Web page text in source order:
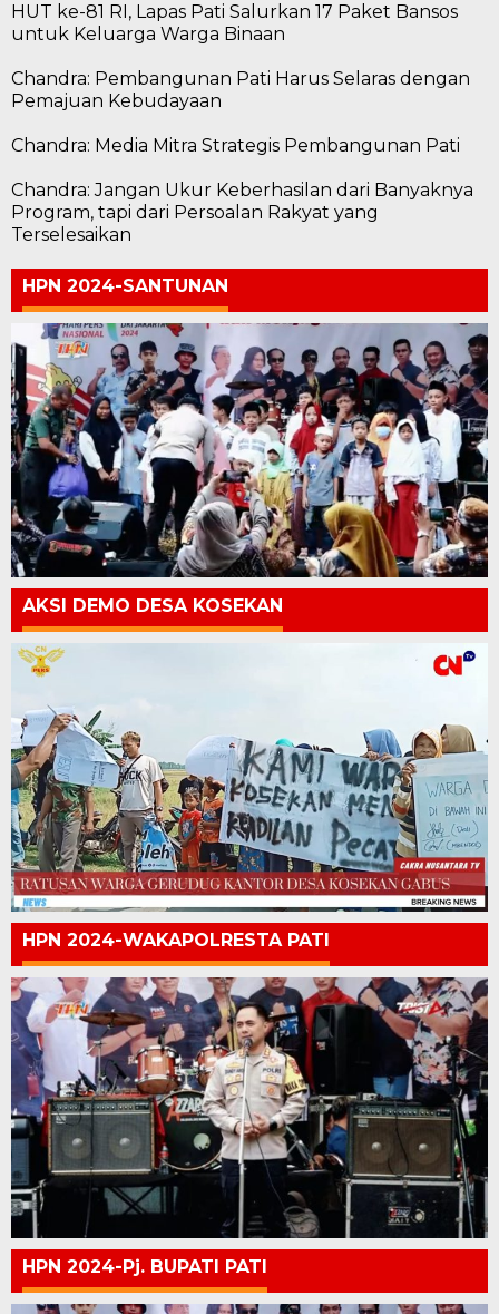
HUT ke-81 RI, Lapas Pati Salurkan 17 Paket Bansos
untuk Keluarga Warga Binaan
Chandra: Pembangunan Pati Harus Selaras dengan
Pemajuan Kebudayaan
Chandra: Media Mitra Strategis Pembangunan Pati
Chandra: Jangan Ukur Keberhasilan dari Banyaknya
Program, tapi dari Persoalan Rakyat yang
Terselesaikan
HPN 2024-SANTUNAN
AKSI DEMO DESA KOSEKAN
HPN 2024-WAKAPOLRESTA PATI
HPN 2024-Pj. BUPATI PATI